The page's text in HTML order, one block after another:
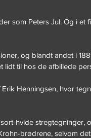
som Peters Jul. Og i et
og blandt andet i
lidt til hos de afbillede
Henningsen, hvor
hvide stregtegninger,
brødrene, selvom